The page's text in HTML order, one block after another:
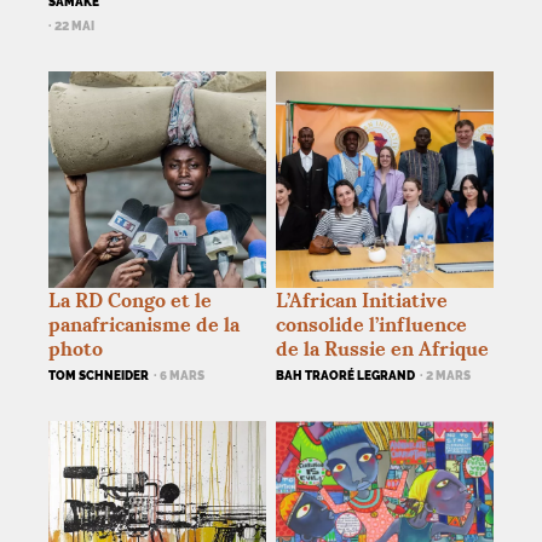
· 22 MAI
LaRD Congo et le
panafricanisme de la
photo
TOM SCHNEIDER · 6 MARS
L’African Initiative
consolide l’influence
de la Russie en Afrique
BAH TRAORÉ LEGRAND · 2 MARS